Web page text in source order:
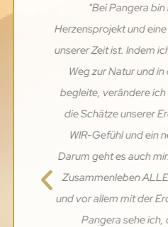
"Die Philosophie, die
besonders die
unterstützen genau
sehr dankbar, hier mit
dafür von Herzen
Dirk
Coach